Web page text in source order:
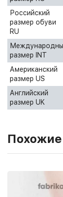
Российский
размер обуви
RU
размер INT
Американский
размер US
Английский
размер UK